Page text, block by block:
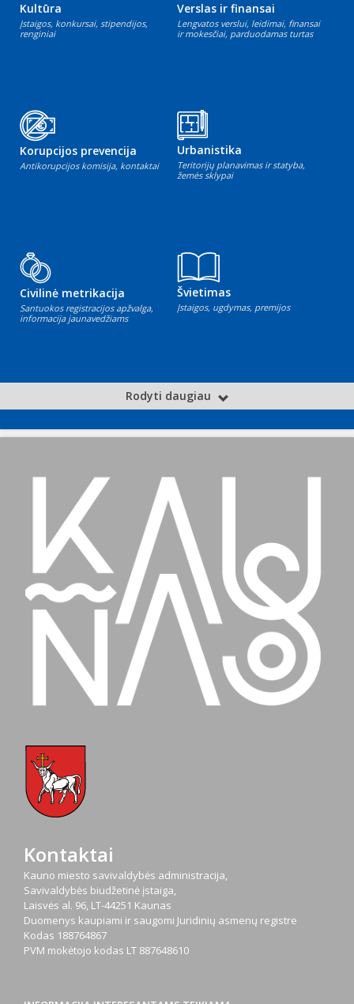
Kultūra
Įstaigos, konkursai, stipendijos,
renginiai
Verslas ir finansai
Lengvatos verslui, leidimai, finansai
ir mokesčiai, parduodamas turtas
Korupcijos prevencija
Antikorupcijos komisija, kontaktai
Urbanistika
Teritorijų planavimas ir statyba,
žemės sklypai
Civilinė metrikacija
Santuokos registracijos apžvalga,
informacija jaunavedžiams
Švietimas
Įstaigos, ugdymas, premijos
Rodyti daugiau
Kontaktai
Kauno miesto savivaldybės administracija,
Savivaldybės biudžetinė įstaiga,
Laisvės al. 96, LT-44251 Kaunas
Duomenys kaupiami ir saugomi Juridinių asmenų registre
Kodas 188764867
PVM mokėtojo kodas LT 887648610